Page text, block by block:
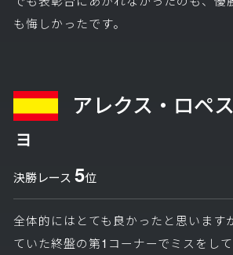
も悔しかったです。
アレクス・ロペ
ョ
決勝レース 5位
全体的にはとても良かったと思います
ていた終盤の第1コーナーでミスをし